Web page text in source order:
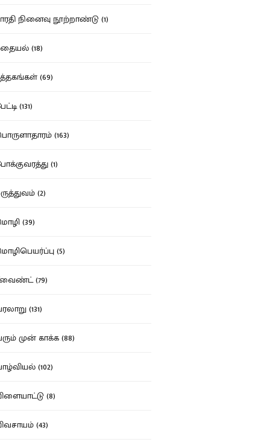
நினைவு நூற்றாண்டு (1)
(18)
(69)
(131)
(163)
(1)
(2)
(39)
(5)
(79)
(131)
முன் காக்க (88)
(102)
(8)
(43)